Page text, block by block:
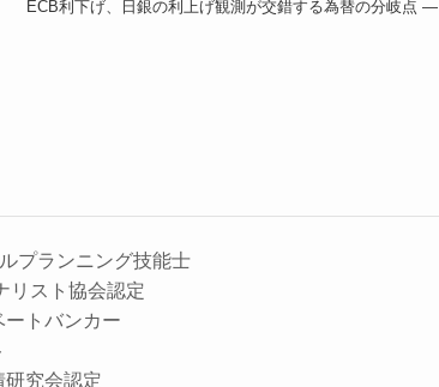
ECB利下げ、日銀の利上げ観測が交錯する為替の分岐点 ―
プランニング技能士
リスト協会認定
ートバンカー
究会認定